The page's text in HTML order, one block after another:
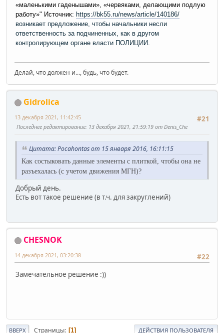
«маленькими гаденышами», «червяками, делающими подлую
работу»" Источник: https://bk55.ru/news/article/140186/
возникает предложение, чтобы начальники несли
ответственность за подчиненных, как в другом
контролирующем органе власти ПОЛИЦИИ.
Делай, что должен и..., будь, что будет.
Gidrolica
#21
13 декабря 2021, 11:42:45
Последнее редактирование: 13 декабря 2021, 21:59:19 от Denis_Che
Цитата: Pocahontas от 15 января 2016, 16:11:15
Как состыковать данные элементы с плиткой, чтобы она не
разъехалась (с учетом движения МГН)?
Добрый день.
Есть вот такое решение (в т.ч. для закруглений)
CHESNOK
#22
14 декабря 2021, 03:20:38
Замечательное решение :))
ВВЕРХ Страницы 1 ДЕЙСТВИЯ ПОЛЬЗОВАТЕЛЯ